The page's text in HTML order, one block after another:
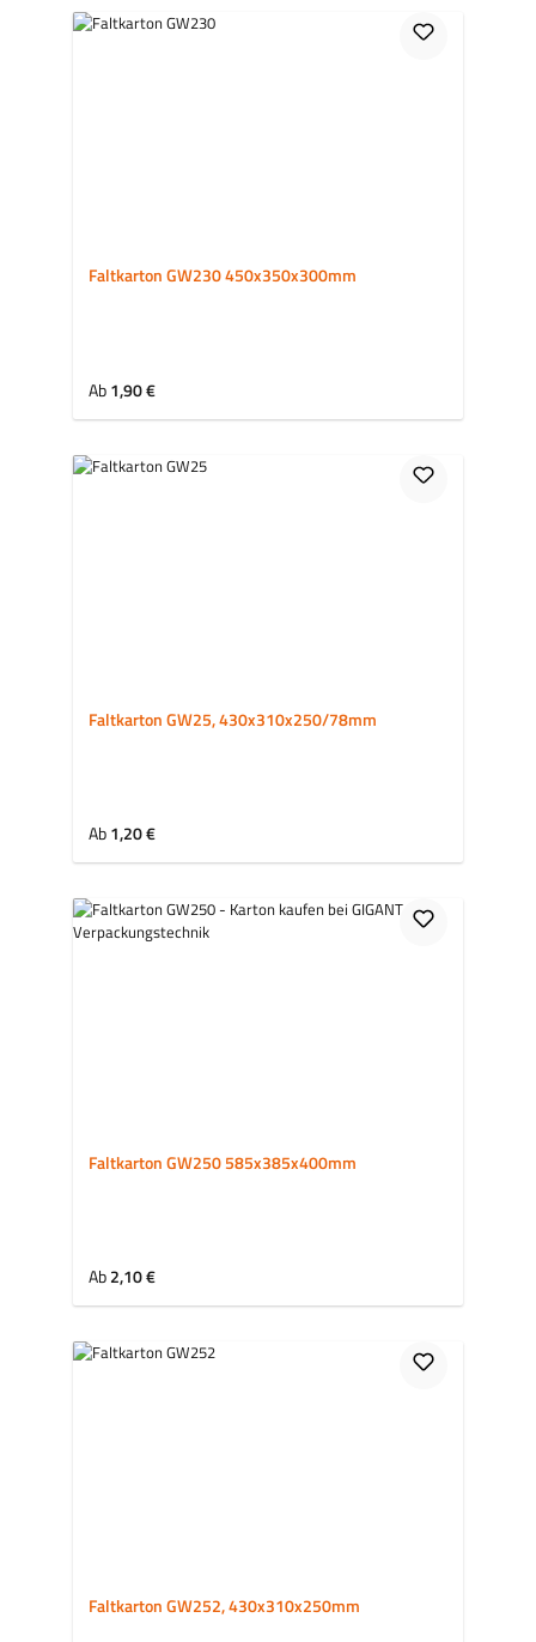
Faltkarton GW230 450x350x300mm
Regulärer Preis:
Ab1,90 €
Faltkarton GW25, 430x310x250/78mm
Regulärer Preis:
Ab1,20 €
Faltkarton GW250 585x385x400mm
Regulärer Preis:
Ab2,10 €
Faltkarton GW252, 430x310x250mm